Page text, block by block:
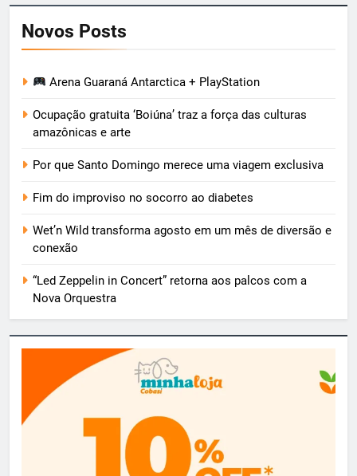
Novos Posts
Arena Guaraná Antarctica + PlayStation
Ocupação gratuita ‘Boiúna’ traz a força das culturas
amazônicas e arte
Por que Santo Domingo merece uma viagem exclusiva
Fim do improviso no socorro ao diabetes
Wet’n Wild transforma agosto em um mês de diversão e
conexão
“Led Zeppelin in Concert” retorna aos palcos com a
Nova Orquestra